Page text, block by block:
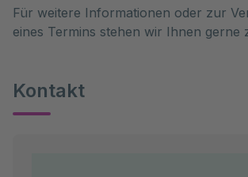
Für weitere Informationen oder zur
eines Termins stehen wir Ihnen gerne
Kontakt